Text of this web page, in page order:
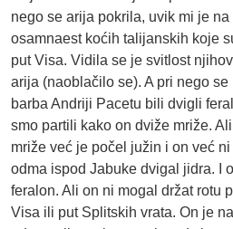
nego se arija pokrila, uvik mi je
osamnaest koćih talijanskih koje
put Visa. Vidila se je svitlost
arija (naoblačilo se). A pri nego
barba Andriji Pacetu bili dvigli
smo partili kako on dviže mriže.
mriže već je počel južin i on već
odma ispod Jabuke dvigal jidra. I
feralon. Ali on ni mogal držat rotu
Visa ili put Splitskih vrata. On je